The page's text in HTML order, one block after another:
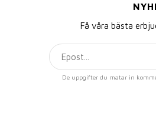
Få våra bästa
De uppgifter du matar in